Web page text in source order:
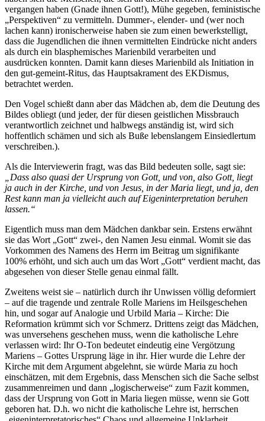
vergangen haben (Gnade ihnen Gott!), Mühe gegeben, feministische
„Perspektiven“ zu vermitteln. Dummer-, elender- und (wer noch
lachen kann) ironischerweise haben sie zum einen bewerkstelligt,
dass die Jugendlichen die ihnen vermittelten Eindrücke nicht anders
als durch ein blasphemisches Marienbild verarbeiten und
ausdrücken konnten. Damit kann dieses Marienbild als Initiation in
den gut-gemeint-Ritus, das Hauptsakrament des EKDismus,
betrachtet werden.
Den Vogel schießt dann aber das Mädchen ab, dem die Deutung des
Bildes obliegt (und jeder, der für diesen geistlichen Missbrauch
verantwortlich zeichnet und halbwegs anständig ist, wird sich
hoffentlich schämen und sich als Buße lebenslangem Einsiedlertum
verschreiben.).
Als die Interviewerin fragt, was das Bild bedeuten solle, sagt sie:
„Dass also quasi der Ursprung von Gott, und von, also Gott, liegt
ja auch in der Kirche, und von Jesus, in der Maria liegt, und ja, den
Rest kann man ja vielleicht auch auf Eigeninterpretation beruhen
lassen.“
Eigentlich muss man dem Mädchen dankbar sein. Erstens erwähnt
sie das Wort „Gott“ zwei-, den Namen Jesu einmal. Womit sie das
Vorkommen des Namens des Herrn im Beitrag um signifikante
100% erhöht, und sich auch um das Wort „Gott“ verdient macht, das
abgesehen von dieser Stelle genau einmal fällt.
Zweitens weist sie – natürlich durch ihr Unwissen völlig deformiert
– auf die tragende und zentrale Rolle Mariens im Heilsgeschehen
hin, und sogar auf Analogie und Urbild Maria – Kirche: Die
Reformation krümmt sich vor Schmerz. Drittens zeigt das Mädchen,
was unversehens geschehen muss, wenn die katholische Lehre
verlassen wird: Ihr O-Ton bedeutet eindeutig eine Vergötzung
Mariens – Gottes Ursprung läge in ihr. Hier wurde die Lehre der
Kirche mit dem Argument abgelehnt, sie würde Maria zu hoch
einschätzen, mit dem Ergebnis, dass Menschen sich die Sache selbst
zusammenreimen und dann „logischerweise“ zum Fazit kommen,
dass der Ursprung von Gott in Maria liegen müsse, wenn sie Gott
geboren hat. D.h. wo nicht die katholische Lehre ist, herrschen